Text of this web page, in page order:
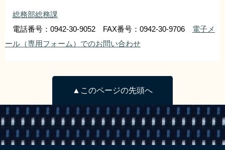
総務部総務課
電話番号：0942-30-9052 FAX番号：0942-30-9706 電子メ
ール（専用フォーム）でのお問い合わせ
▲このページの先頭へ